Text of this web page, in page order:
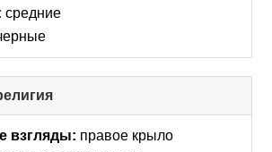
средние
to
collapse
взгляды: правое крыло